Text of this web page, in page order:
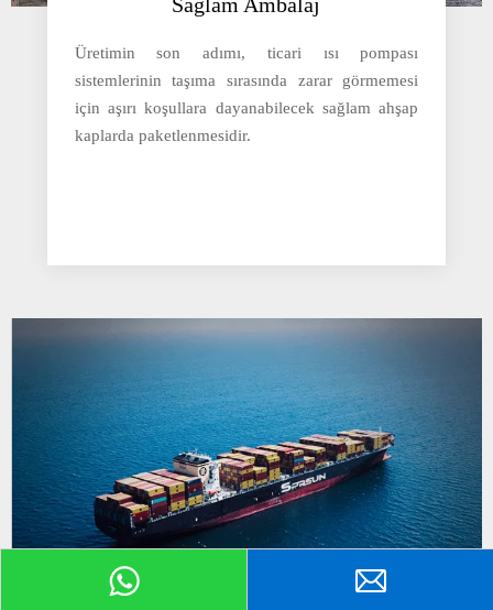
Sağlam Ambalaj
Üretimin son adımı, ticari ısı pompası
sistemlerinin taşıma sırasında zarar görmemesi
için aşırı koşullara dayanabilecek sağlam ahşap
kaplarda paketlenmesidir.